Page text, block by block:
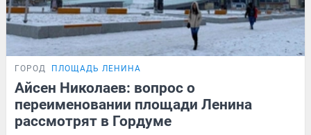
ГОРОД ПЛОЩАДЬ ЛЕНИНА
Айсен Николаев: вопрос о
переименовании площади Ленина
рассмотрят в Гордуме